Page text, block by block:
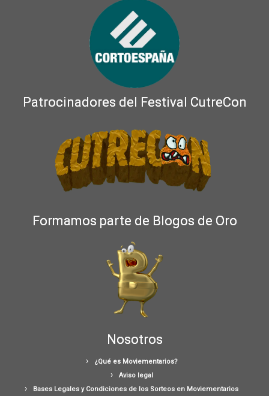
Patrocinadores del Festival CutreCon
Formamos parte de Blogos de Oro
Nosotros
¿Qué es Moviementarios?
Aviso legal
Bases Legales y Condiciones de los Sorteos en Moviementarios